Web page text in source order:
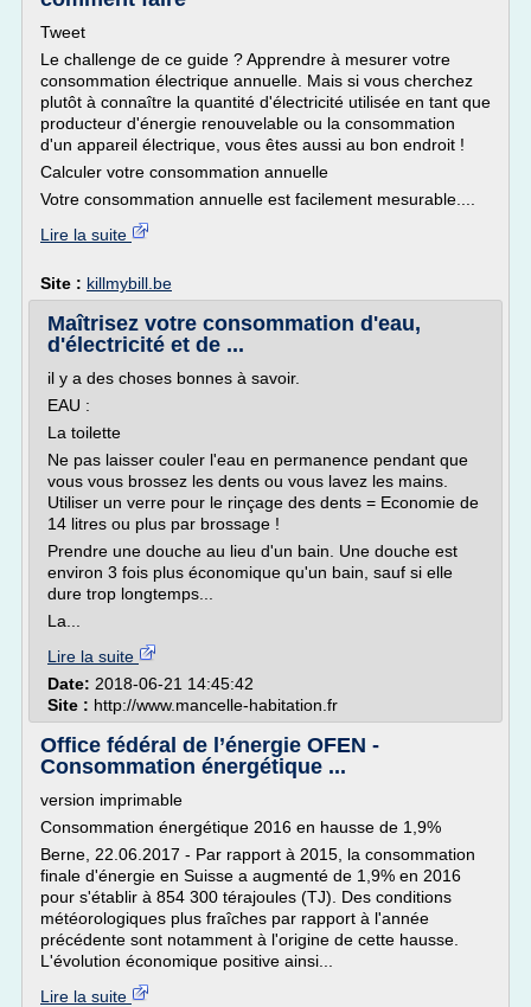
Tweet
Le challenge de ce guide ? Apprendre à mesurer votre
consommation électrique annuelle. Mais si vous cherchez
plutôt à connaître la quantité d'électricité utilisée en tant que
producteur d'énergie renouvelable ou la consommation
d'un appareil électrique, vous êtes aussi au bon endroit !
Calculer votre consommation annuelle
Votre consommation annuelle est facilement mesurable....
Lire la suite
Site : killmybill.be
Maîtrisez votre consommation d'eau,
d'électricité et de ...
il y a des choses bonnes à savoir.
EAU :
La toilette
Ne pas laisser couler l'eau en permanence pendant que
vous vous brossez les dents ou vous lavez les mains.
Utiliser un verre pour le rinçage des dents = Economie de
14 litres ou plus par brossage !
Prendre une douche au lieu d'un bain. Une douche est
environ 3 fois plus économique qu'un bain, sauf si elle
dure trop longtemps...
La...
Lire la suite
Date: 2018-06-21 14:45:42
Site : http://www.mancelle-habitation.fr
Office fédéral de l’énergie OFEN -
Consommation énergétique ...
version imprimable
Consommation énergétique 2016 en hausse de 1,9%
Berne, 22.06.2017 - Par rapport à 2015, la consommation
finale d'énergie en Suisse a augmenté de 1,9% en 2016
pour s'établir à 854 300 térajoules (TJ). Des conditions
météorologiques plus fraîches par rapport à l'année
précédente sont notamment à l'origine de cette hausse.
L'évolution économique positive ainsi...
Lire la suite